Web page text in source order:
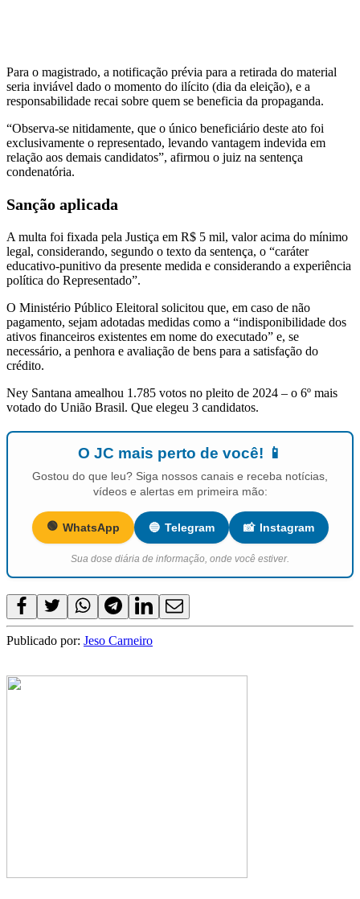
Para o magistrado, a notificação prévia para a retirada do material
seria inviável dado o momento do ilícito (dia da eleição), e a
responsabilidade recai sobre quem se beneficia da propaganda.
“Observa-se nitidamente, que o único beneficiário deste ato foi
exclusivamente o representado, levando vantagem indevida em
relação aos demais candidatos”, afirmou o juiz na sentença
condenatória.
Sanção aplicada
A multa foi fixada pela Justiça em R$ 5 mil, valor acima do mínimo
legal, considerando, segundo o texto da sentença, o “caráter
educativo-punitivo da presente medida e considerando a experiência
política do Representado”.
O Ministério Público Eleitoral solicitou que, em caso de não
pagamento, sejam adotadas medidas como a “indisponibilidade dos
ativos financeiros existentes em nome do executado” e, se
necessário, a penhora e avaliação de bens para a satisfação do
crédito.
Ney Santana amealhou 1.785 votos no pleito de 2024 – o 6º mais
votado do União Brasil. Que elegeu 3 candidatos.
O JC mais perto de você! 📱
Gostou do que leu? Siga nossos canais e receba notícias,
vídeos e alertas em primeira mão:
🟢 WhatsApp 🔵 Telegram 📸 Instagram
Sua dose diária de informação, onde você estiver.
Publicado por: Jeso Carneiro